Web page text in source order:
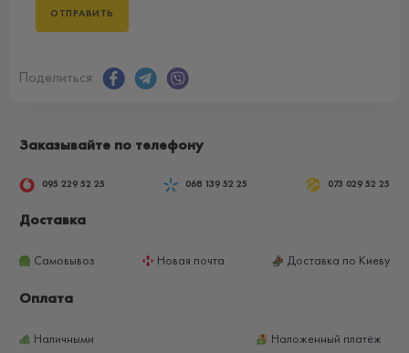
Поделиться:
Заказывайте по телефону
095 229 52 25 068 139 52 25 073 029 52 25
Доставка
Самовывоз Новая почта Доставка по Киеву
Оплата
Наличными
Наложенный платёж